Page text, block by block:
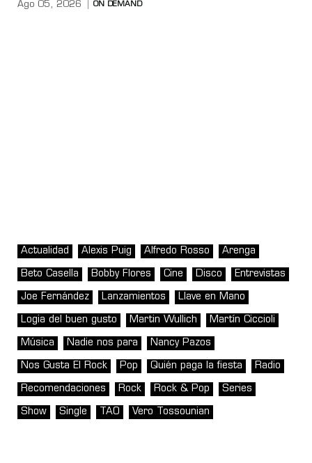
Ago 05, 2026 ON DEMAND
Actualidad Alexis Puig Alfredo Rosso Arenga
Beto Casella Bobby Flores Cine Disco Entrevistas
Joe Fernández Lanzamientos Llave en Mano
Logia del buen gusto Martin Wullich Martín Ciccioli
Música Nadie nos para Nancy Pazos
Nos Gusta El Rock Pop Quién paga la fiesta Radio
Recomendaciones Rock Rock & Pop Series
Show Single TAO Vero Tossounian